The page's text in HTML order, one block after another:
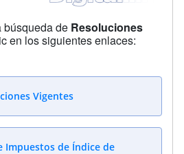
búsqueda de Resoluciones
en los siguientes enlaces:
Vigentes
Impuestos de Índice de